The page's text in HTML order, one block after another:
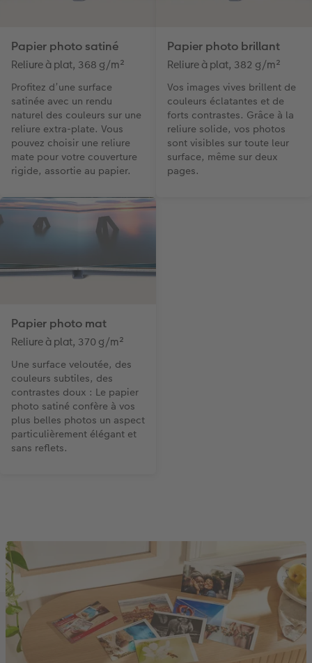
Papier photo satiné
Reliure à plat, 368 g/m²
Profitez d’une surface
satinée avec un rendu
naturel des couleurs sur une
reliure extra-plate. Vous
pouvez choisir une reliure
mate pour votre couverture
rigide, assortie au papier.
Papier photo brillant
Reliure à plat, 382 g/m²
Vos images vives brillent de
couleurs éclatantes et de
forts contrastes. Grâce à la
reliure solide, vos photos
sont visibles sur toute leur
surface, même sur deux
pages.
Papier photo mat
Reliure à plat, 370 g/m²
Une surface veloutée, des
couleurs subtiles, des
contrastes doux : Le papier
photo satiné confère à vos
plus belles photos un aspect
particulièrement élégant et
sans reflets.